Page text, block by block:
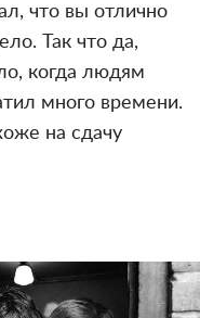
что вы отлично
Так что да,
когда людям
много времени.
на сдачу